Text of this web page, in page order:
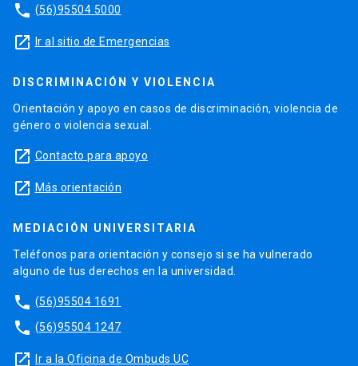
phone (56)95504 5000
launch Ir al sitio de Emergencias
DISCRIMINACIÓN Y VIOLENCIA
Orientación y apoyo en casos de discriminación, violencia de
género o violencia sexual.
launch Contacto para apoyo
launch Más orientación
MEDIACIÓN UNIVERSITARIA
Teléfonos para orientación y consejo si se ha vulnerado
alguno de tus derechos en la universidad.
phone (56)95504 1691
phone (56)95504 1247
launch Ir a la Oficina de Ombuds UC